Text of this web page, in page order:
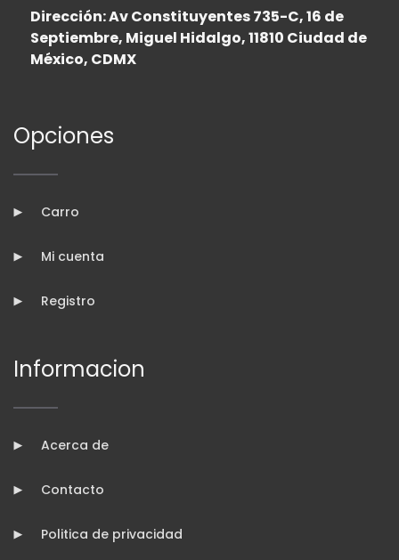
Dirección: Av Constituyentes 735-C, 16 de
Septiembre, Miguel Hidalgo, 11810 Ciudad de
México, CDMX
Opciones
Carro
Mi cuenta
Registro
Informacion
Acerca de
Contacto
Politica de privacidad